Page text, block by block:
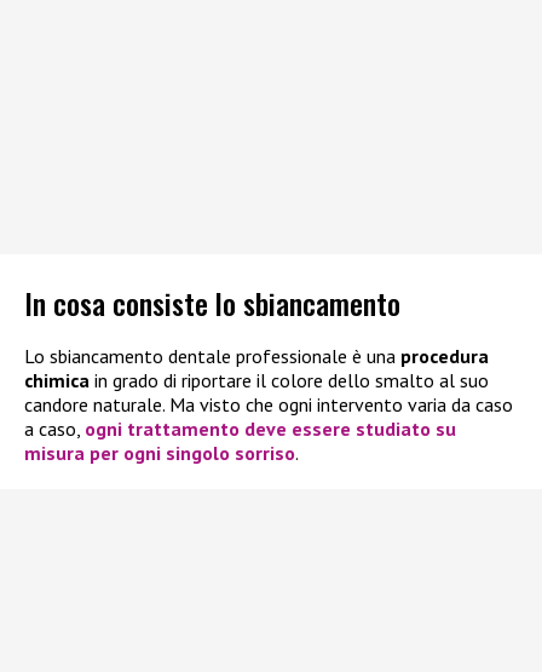
In cosa consiste lo sbiancamento
Lo sbiancamento dentale professionale è una procedura
chimica in grado di riportare il colore dello smalto al suo
candore naturale. Ma visto che ogni intervento varia da caso
a caso, ogni trattamento deve essere studiato su
misura per ogni singolo sorriso.